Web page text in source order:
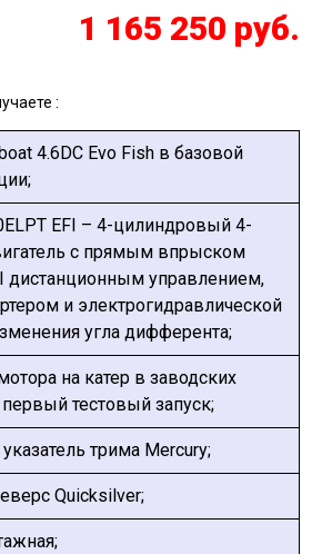
1 165 250 руб.
:
4.6DC Evo Fish в базовой
EFI – 4-цилиндровый 4-
с прямым впрыском
дистанционным управлением,
и электрогидравлической
угла дифферента;
на катер в заводских
тестовый запуск;
трима Mercury;
Quicksilver;